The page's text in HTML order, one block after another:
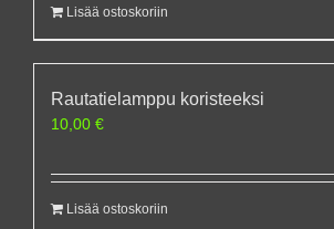
Lisää ostoskoriin
Rautatielamppu koristeeksi
10,00 €
Lisää ostoskoriin